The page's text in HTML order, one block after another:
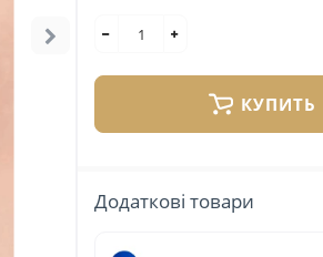
КУПИТЬ
Додаткові товари